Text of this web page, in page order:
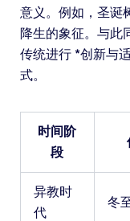
意义。例如，圣诞
降生的象征。与此
传统进行 *创新与
式。
时间阶
段
异教时
代
冬